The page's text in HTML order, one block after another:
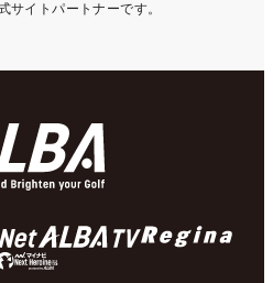
サイトパートナーです。